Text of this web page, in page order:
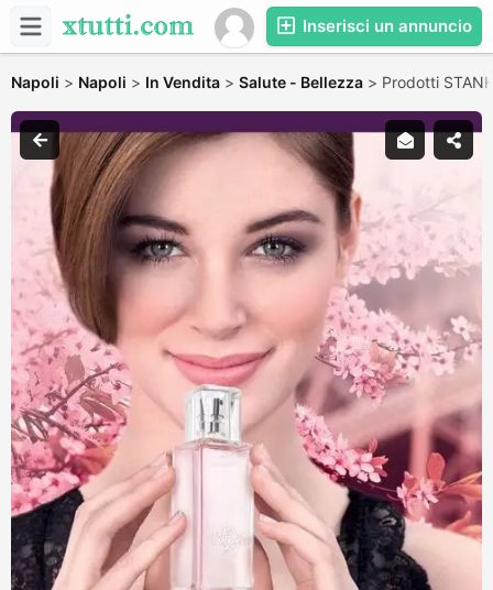
Inserisci un annuncio
Napoli > Napoli > In Vendita > Salute - Bellezza > Prodotti